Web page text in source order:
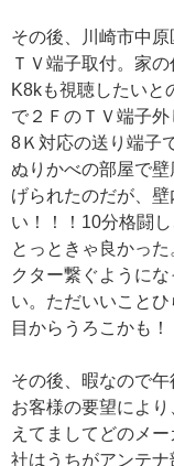
その後、川崎市中
ＴＶ端子取付。家
K8kも視聴したいと
で２ＦのＴＶ端子
8Ｋ対応の送り端子
ぬりかべの部屋で
げられたのだが、
い！！！10分格闘
とっときゃ良かっ
クター繋ぐように
い。ただいいことひ
目からうろこかも！
その後、暇なので
お客様の要望によ
えてましてどのメ
社はうちがアンテ